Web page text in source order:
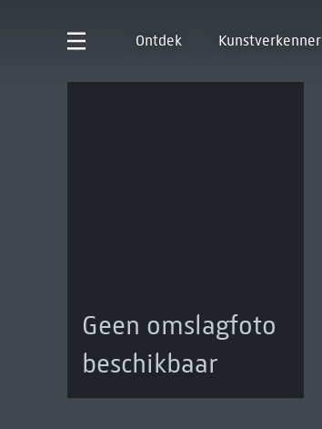
Ontdek Kunstverkenner
Geen omslagfoto
beschikbaar